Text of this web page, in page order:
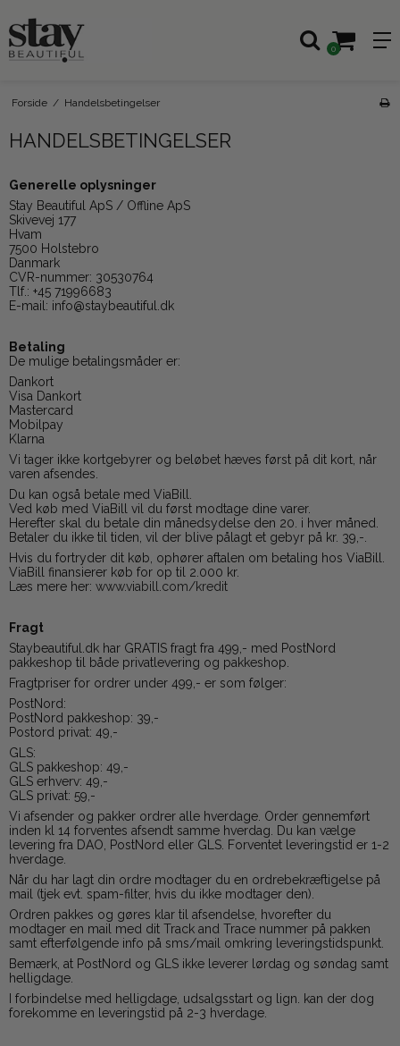
0
Forside / Handelsbetingelser
HANDELSBETINGELSER
Generelle oplysninger
Stay Beautiful ApS / Offline ApS
Skivevej 177
Hvam
7500 Holstebro
Danmark
CVR-nummer: 30530764
Tlf.: +45 71996683
E-mail: info@staybeautiful.dk
Betaling
De mulige betalingsmåder er:
Dankort
Visa Dankort
Mastercard
Mobilpay
Klarna
Vi tager ikke kortgebyrer og beløbet hæves først på dit kort, når
varen afsendes.
Du kan også betale med ViaBill.
Ved køb med ViaBill vil du først modtage dine varer.
Herefter skal du betale din månedsydelse den 20. i hver måned.
Betaler du ikke til tiden, vil der blive pålagt et gebyr på kr. 39,-.
Hvis du fortryder dit køb, ophører aftalen om betaling hos ViaBill.
ViaBill finansierer køb for op til 2.000 kr.
Læs mere her: www.viabill.com/kredit
Fragt
Staybeautiful.dk har GRATIS fragt fra 499,- med PostNord
pakkeshop til både privatlevering og pakkeshop.
Fragtpriser for ordrer under 499,- er som følger:
PostNord:
PostNord pakkeshop: 39,-
Postord privat: 49,-
GLS:
GLS pakkeshop: 49,-
GLS erhverv: 49,-
GLS privat: 59,-
Vi afsender og pakker ordrer alle hverdage. Order gennemført
inden kl 14 forventes afsendt samme hverdag. Du kan vælge
levering fra DAO, PostNord eller GLS. Forventet leveringstid er 1-2
hverdage.
Når du har lagt din ordre modtager du en ordrebekræftigelse på
mail (tjek evt. spam-filter, hvis du ikke modtager den).
Ordren pakkes og gøres klar til afsendelse, hvorefter du
modtager en mail med dit Track and Trace nummer på pakken
samt efterfølgende info på sms/mail omkring leveringstidspunkt.
Bemærk, at PostNord og GLS ikke leverer lørdag og søndag samt
helligdage.
I forbindelse med helligdage, udsalgsstart og lign. kan der dog
forekomme en leveringstid på 2-3 hverdage.